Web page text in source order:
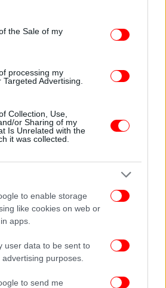
Google and its third-party tags to
specified purposes in below Google
the Sale of my
processing my
Advertising.
Collection, Use,
or Sharing of my
Is Unrelated with the
it was collected.
to enable storage
like cookies on web or
apps.
user data to be sent to
purposes.
to send me
τις ΗΠΑ και πολλές άλλες
την ελευθερία
ασκήσεις περιπολίας στο
συνηθισμένες. Νωρίτερα
Γερμανία έστειλε δύο από τα
μέσω του στενού της Ταϊβάν, το
το Βερολίνο και το
σε κίνδυνο την ασφάλεια στην